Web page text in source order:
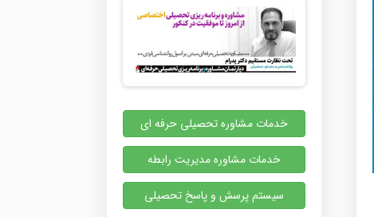
خدمات مشاوره تحصیلی حرفه ای
خدمات مشاوره مدیریت رابطه
سیستم پرسش و پاسخ تحصیلی